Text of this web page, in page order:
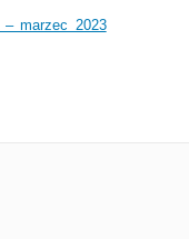
– marzec 2023